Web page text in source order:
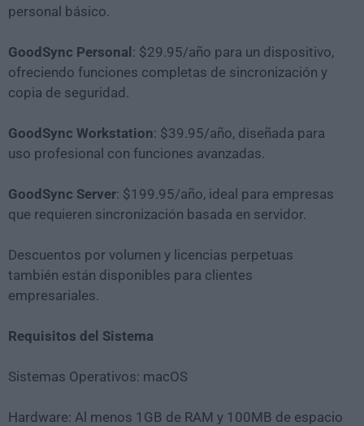
personal básico.
GoodSync Personal : $29.95/año para un dispositivo,
ofreciendo funciones completas de sincronización y
copia de seguridad.
GoodSync Workstation: $39.95/año, diseñada para
uso profesional con funciones avanzadas.
GoodSync Server: $199.95/año, ideal para empresas
que requieren sincronización basada en servidor.
Descuentos por volumen y licencias perpetuas
también están disponibles para clientes
empresariales.
Requisitos del Sistema
Sistemas Operativos: macOS
Hardware: Al menos 1GB de RAM y 100MB de espacio